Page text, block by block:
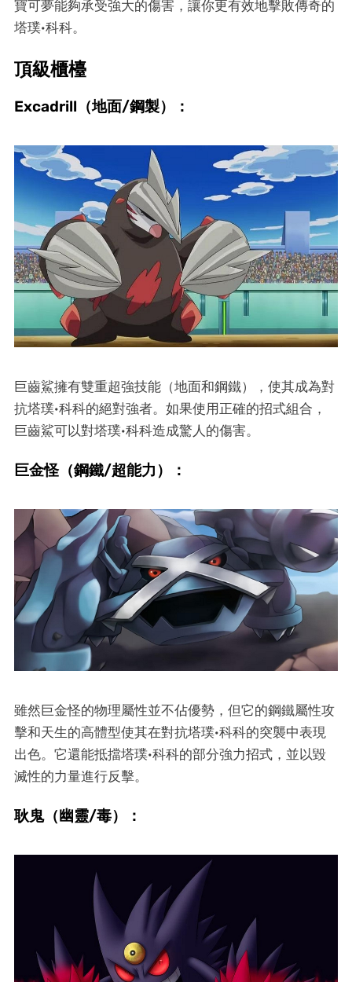
寶可夢能夠承受強大的傷害，讓你更有效地擊敗傳奇的
塔璞·科科。
頂級櫃檯
Excadrill（地面/鋼製）：
巨齒鯊擁有雙重超強技能（地面和鋼鐵），使其成為對
抗塔璞·科科的絕對強者。如果使用正確的招式組合，
巨齒鯊可以對塔璞·科科造成驚人的傷害。
巨金怪（鋼鐵/超能力）：
雖然巨金怪的物理屬性並不佔優勢，但它的鋼鐵屬性攻
擊和天生的高體型使其在對抗塔璞·科科的突襲中表現
出色。它還能抵擋塔璞·科科的部分強力招式，並以毀
滅性的力量進行反擊。
耿鬼（幽靈/毒）：